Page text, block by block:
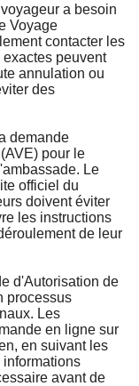
a besoin
Voyage
contacter les
peuvent
annulation ou
des
demande
pour le
Le
officiel du
doivent éviter
les instructions
de leur
d'Autorisation de
processus
Les
en ligne sur
en suivant les
informations
avant de